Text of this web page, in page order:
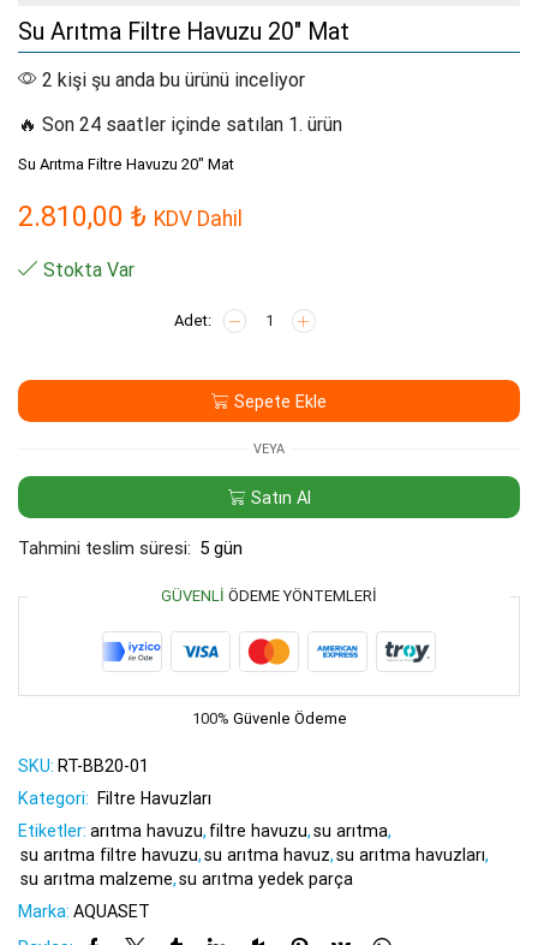
Su Arıtma Filtre Havuzu 20″ Mat
2 kişi şu anda bu ürünü inceliyor
🔥 Son 24 saatler içinde satılan 1. ürün
Su Arıtma Filtre Havuzu 20″ Mat
2.810,00 ₺ KDV Dahil
Stokta Var
Su
Arıtma
Havuzu
20"
Mat
adet
Sepete Ekle
VEYA
Satın Al
Tahmini teslim süresi: 5 gün
GÜVENLI ÖDEME YÖNTEMLERI
100% Güvenle Ödeme
SKU: RT-BB20-01
Kategori:
Filtre Havuzları
Etiketler: arıtma havuzu, filtre havuzu,su arıtma,
su arıtma filtre havuzu,su arıtma havuz,su arıtma havuzları,
su arıtma malzeme,su arıtma yedek parça
Marka: AQUASET